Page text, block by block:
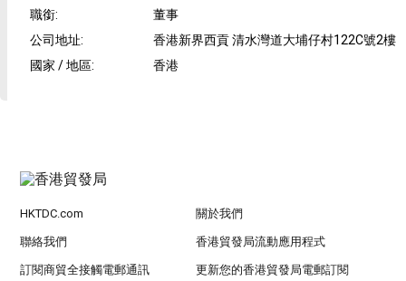
職銜:
董事
公司地址:
香港新界西貢 清水灣道大埔仔村122C號2樓
國家 / 地區: 香港
HKTDC.com 關於我們
聯絡我們 香港貿發局流動應用程式
訂閱商貿全接觸電郵通訊 更新您的香港貿發局電郵訂閱